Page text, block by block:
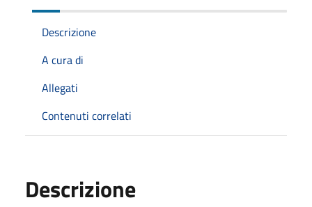
Descrizione
A cura di
Allegati
Contenuti correlati
Descrizione